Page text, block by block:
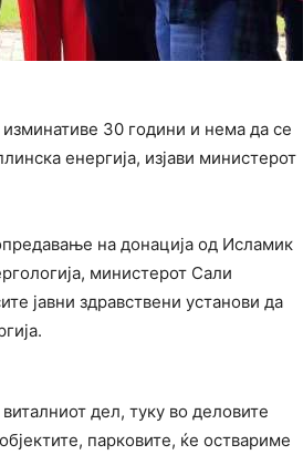
30 години и нема да се
енергија, изјави министерот
на донација од Исламик
министерот Сали
јавни здравствени установи да
дел, туку во деловите
парковите, ќе оствариме